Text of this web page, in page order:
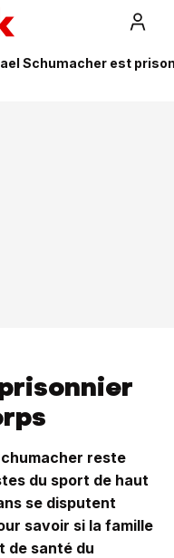
Schumacher est
reste
du sport de haut
se disputent
savoir si la famille
de santé du